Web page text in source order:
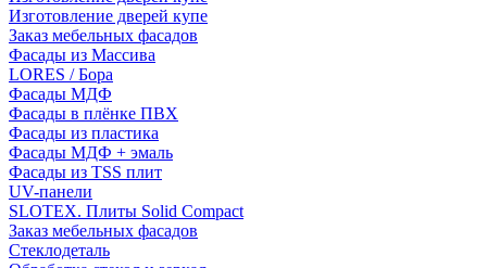
Изготовление дверей купе
Заказ мебельных фасадов
Фасады из Массива
LORES / Бора
Фасады МДФ
Фасады в плёнке ПВХ
Фасады из пластика
Фасады МДФ + эмаль
Фасады из TSS плит
UV-панели
SLOTEX. Плиты Solid Compact
Заказ мебельных фасадов
Стеклодеталь